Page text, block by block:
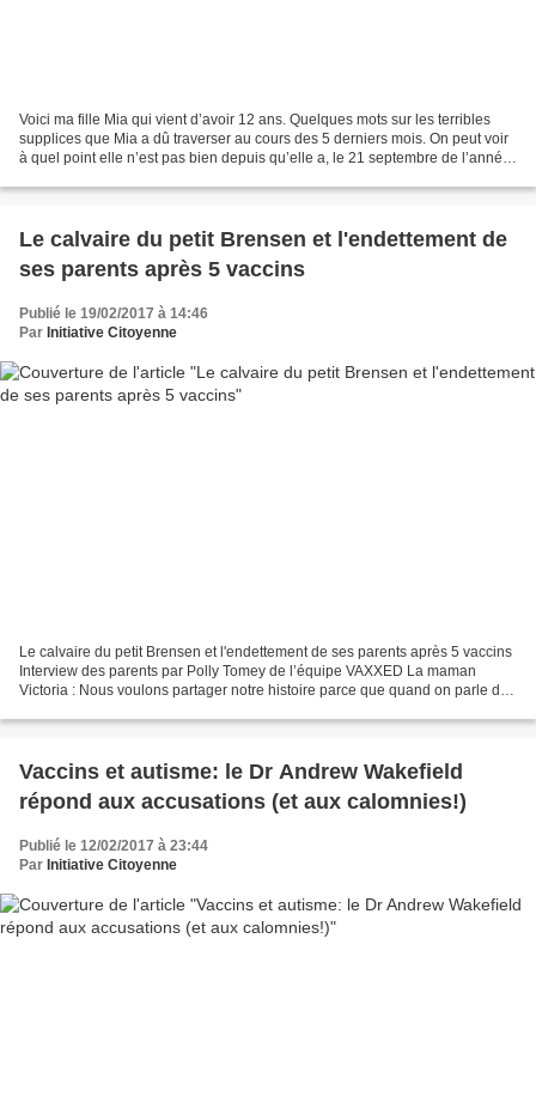
Voici ma fille Mia qui vient d’avoir 12 ans. Quelques mots sur les terribles
supplices que Mia a dû traverser au cours des 5 derniers mois. On peut voir
à quel point elle n’est pas bien depuis qu’elle a, le 21 septembre de l’année
Le calvaire du petit Brensen et l'endettement de
ses parents après 5 vaccins
Publié le 19/02/2017 à 14:46
Par Initiative Citoyenne
Le calvaire du petit Brensen et l'endettement de ses parents après 5 vaccins
Interview des parents par Polly Tomey de l’équipe VAXXED La maman
Victoria : Nous voulons partager notre histoire parce que quand on parle de
Vaccins et autisme: le Dr Andrew Wakefield
répond aux accusations (et aux calomnies!)
Publié le 12/02/2017 à 23:44
Par Initiative Citoyenne